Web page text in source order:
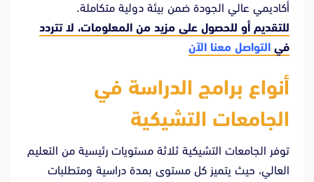
أكاديمي عالي الجودة ضمن بيئة دولية متكاملة.
للتقديم أو للحصول على مزيد من المعلومات، لا تتردد
في التواصل معنا الآن
أنواع برامج الدراسة في
الجامعات التشيكية
توفر الجامعات التشيكية ثلاثة مستويات رئيسية من التعليم
العالي، حيث يتميز كل مستوى بمدة دراسية ومتطلبات